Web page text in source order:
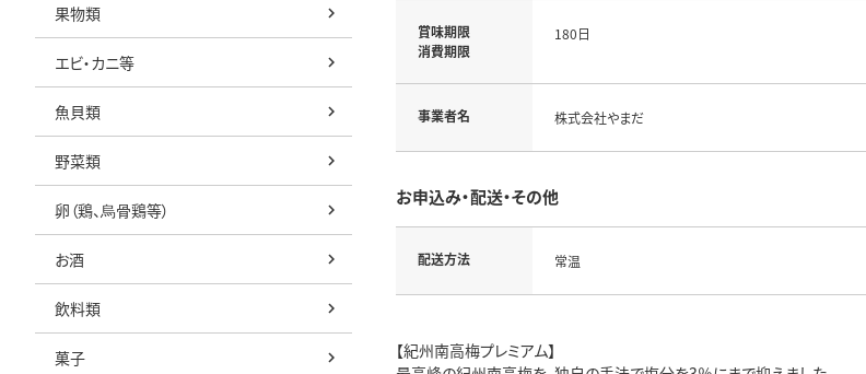
果物類
エビ・カニ等
魚貝類
野菜類
卵（鶏、烏骨鶏等）
お酒
飲料類
菓子
賞味期限
消費期限
180日
事業者名 株式会社やまだ
お申込み・配送・その他
配送方法 常温
【紀州南高梅プレミアム】